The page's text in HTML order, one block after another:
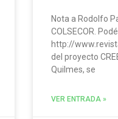
Nota a Rodolfo
COLSECOR.
http://
del proyecto
Quilmes, se
VER ENTRADA »